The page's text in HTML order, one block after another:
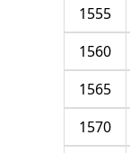
1555
1560
1565
1570